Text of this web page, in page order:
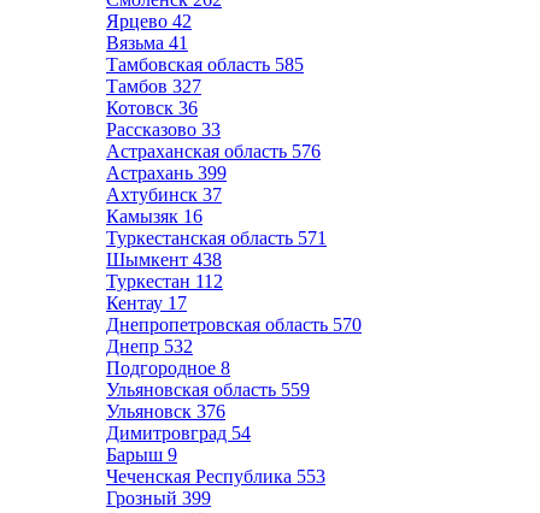
Ярцево 42
Вязьма 41
Тамбовская область 585
Тамбов 327
Котовск 36
Рассказово 33
Астраханская область 576
Астрахань 399
Ахтубинск 37
Камызяк 16
Туркестанская область 571
Шымкент 438
Туркестан 112
Кентау 17
Днепропетровская область 570
Днепр 532
Подгородное 8
Ульяновская область 559
Ульяновск 376
Димитровград 54
Барыш 9
Чеченская Республика 553
Грозный 399